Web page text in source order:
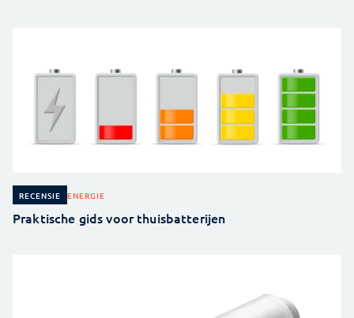
RECENSIE ENERGIE
Praktische gids voor thuisbatterijen